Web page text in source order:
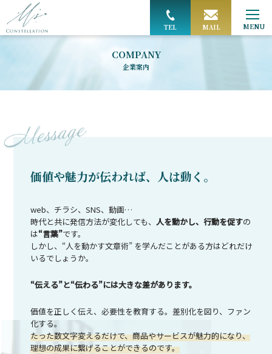
TEL MAIL
COMPANY
企業案内
価値や魅力が伝われば、人は動く。
web、チラシ、SNS、動画…
時代と共に発信方法が変化しても、人を動かし、行動を促すの
は“言葉”です。
しかし、“人を動かす文章術” を学んだことがある方はどれだけ
いるでしょうか。
“伝える”と“伝わる”には大きな差があります。
価値を正しく伝え、必要性を教育する。差別化を図り、ファン
化する。
たった数文字変えるだけで、商品やサービスが魅力的になり、
理想の成果に繋げることができるのです。